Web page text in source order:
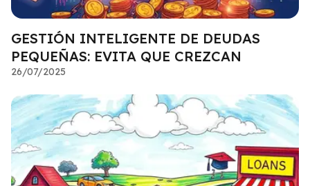
GESTIÓN INTELIGENTE DE DEUDAS
PEQUEÑAS: EVITA QUE CREZCAN
26/07/2025